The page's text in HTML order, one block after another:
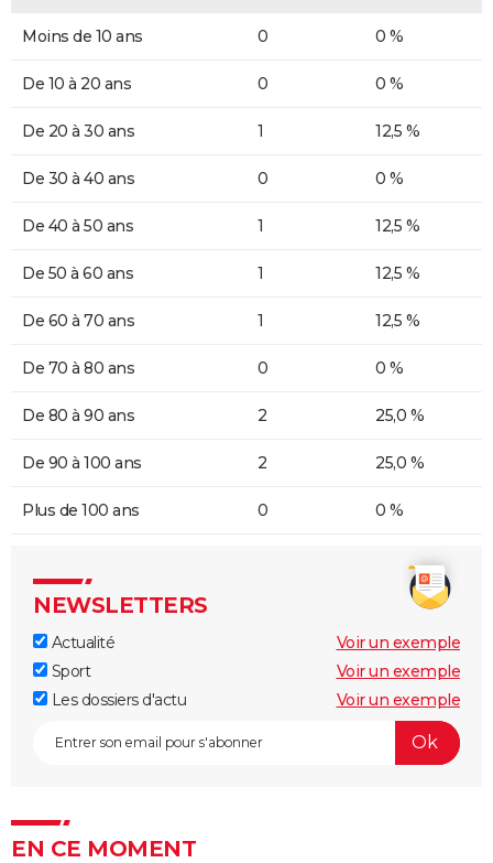
Moins de 10 ans 0 0 %
De 10 à 20 ans 0 0 %
De 20 à 30 ans 1 12,5 %
De 30 à 40 ans 0 0 %
De 40 à 50 ans 1 12,5 %
De 50 à 60 ans 1 12,5 %
De 60 à 70 ans 1 12,5 %
De 70 à 80 ans 0 0 %
De 80 à 90 ans 2 25,0 %
De 90 à 100 ans 2 25,0 %
Plus de 100 ans 0 0 %
NEWSLETTERS
Actualité
Voir un exemple
Sport
Voir un exemple
Les dossiers d'actu
Voir un exemple
EN CE MOMENT